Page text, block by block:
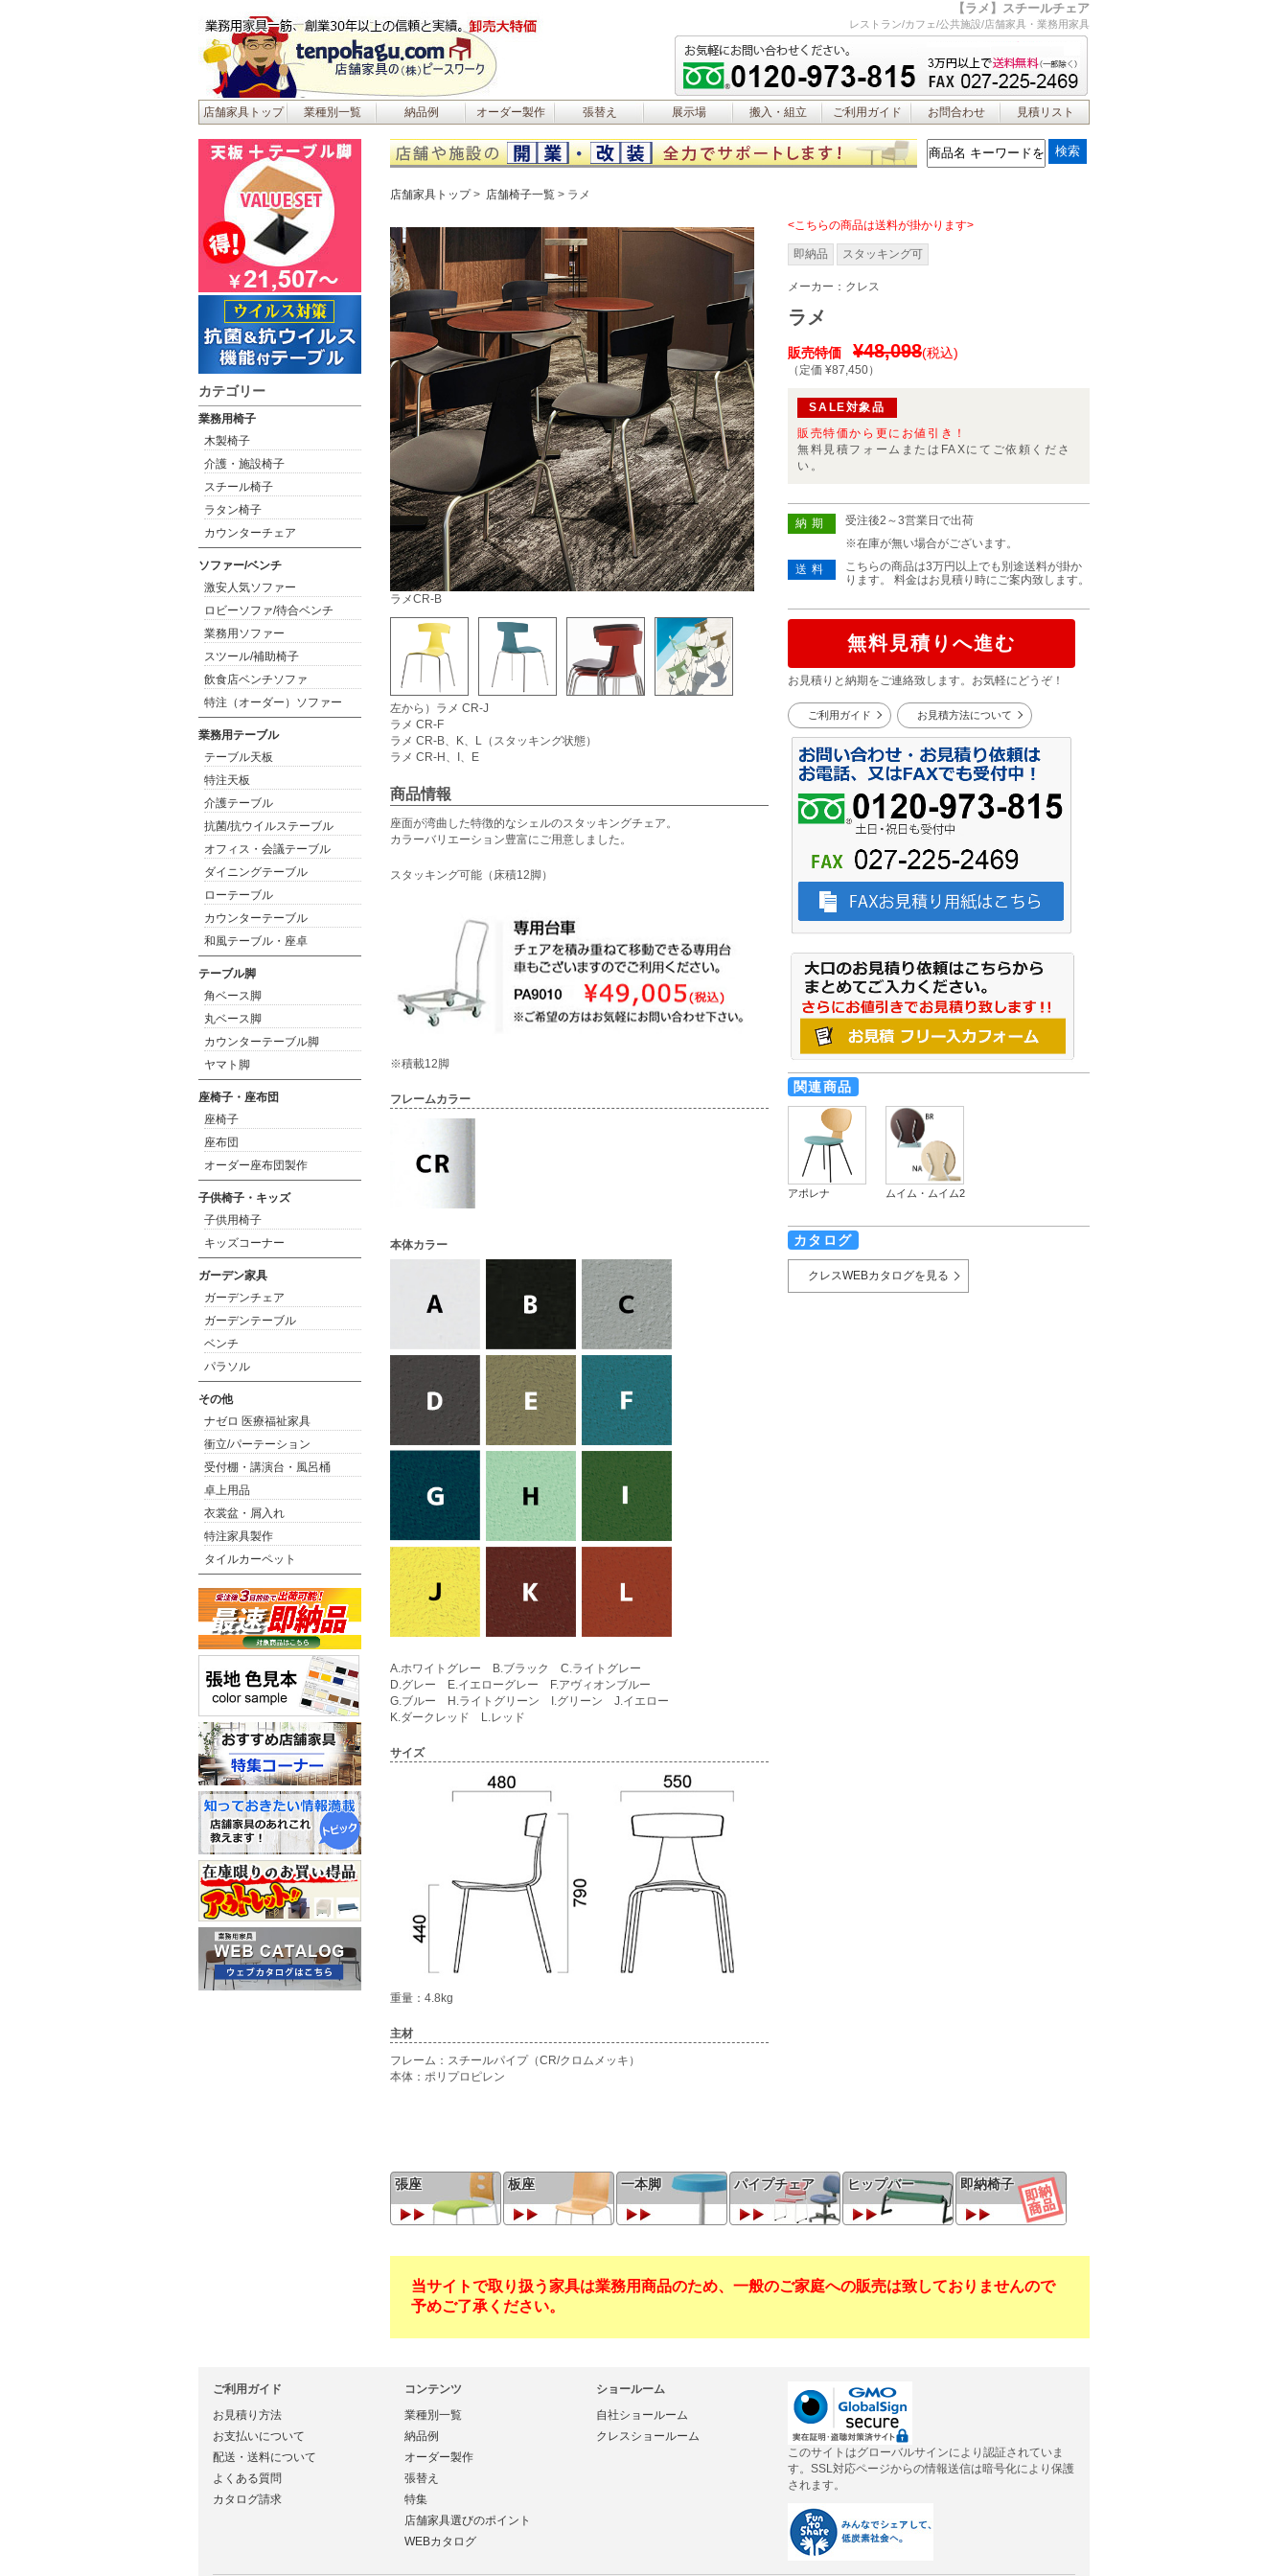
【ラメ】スチールチェア
レストラン/カフェ/公共施設/店舗家具・業務用家具
店舗家具トップ 業種別一覧 納品例 オーダー製作 張替え 展示場 搬入・組立 ご利用ガイド お問合わせ 見積リスト
店舗家具トップ 店舗椅子一覧 ラメ
ラメCR-B
左から）ラメ CR-J
ラメ CR-F
ラメ CR-B、K、L（スタッキング状態）
ラメ CR-H、I、E
商品情報
座面が湾曲した特徴的なシェルのスタッキングチェア。
カラーバリエーション豊富にご用意しました。
スタッキング可能（床積12脚）
※積載12脚
フレームカラー
本体カラー
A.ホワイトグレー B.ブラック C.ライトグレー
D.グレー E.イエローグレー F.アヴィオンブルー
G.ブルー H.ライトグリーン I.グリーン J.イエロー
K.ダークレッド L.レッド
サイズ
重量：4.8kg
主材
フレーム：スチールパイプ（CR/クロムメッキ）
本体：ポリプロピレン
<こちらの商品は送料が掛かります>
即納品 スタッキング可
メーカー： クレス
ラメ
販売特価 ¥48,098(税込)
（定価 ¥87,450）
SALE対象品
販売特価から更にお値引き！
無料見積フォームまたはFAXにてご依頼くださ
い。
納期
受注後2～3営業日で出荷
※在庫が無い場合がございます。
送料
こちらの商品は3万円以上でも別途送料が掛か
ります。 料金はお見積り時にご案内致します。
無料見積りへ進む
お見積りと納期をご連絡致します。お気軽にどうぞ！
ご利用ガイド お見積方法について
関連商品
アポレナ ムイム・ムイム2
カタログ
クレスWEBカタログを見る
張座 板座 一本脚 パイプチェア ヒップバー 即納椅子
当サイトで取り扱う家具は業務用商品のため、一般のご家庭への販売は致しておりませんので
予めご了承ください。
カテゴリー
業務用椅子
木製椅子
介護・施設椅子
スチール椅子
ラタン椅子
カウンターチェア
ソファー/ベンチ
激安人気ソファー
ロビーソファ/待合ベンチ
業務用ソファー
スツール/補助椅子
飲食店ベンチソファ
特注（オーダー）ソファー
業務用テーブル
テーブル天板
特注天板
介護テーブル
抗菌/抗ウイルステーブル
オフィス・会議テーブル
ダイニングテーブル
ローテーブル
カウンターテーブル
和風テーブル・座卓
テーブル脚
角ベース脚
丸ベース脚
カウンターテーブル脚
ヤマト脚
座椅子・座布団
座椅子
座布団
オーダー座布団製作
子供椅子・キッズ
子供用椅子
キッズコーナー
ガーデン家具
ガーデンチェア
ガーデンテーブル
ベンチ
パラソル
その他
ナゼロ 医療福祉家具
衝立/パーテーション
受付棚・講演台・風呂桶
卓上用品
衣裳盆・屑入れ
特注家具製作
タイルカーペット
ご利用ガイド
お見積り方法
お支払いについて
配送・送料について
よくある質問
カタログ請求
コンテンツ
業種別一覧
納品例
オーダー製作
張替え
特集
店舗家具選びのポイント
WEBカタログ
ショールーム
自社ショールーム
クレスショールーム
このサイトはグローバルサインにより認証されていま
す。SSL対応ページからの情報送信は暗号化により保護
されます。